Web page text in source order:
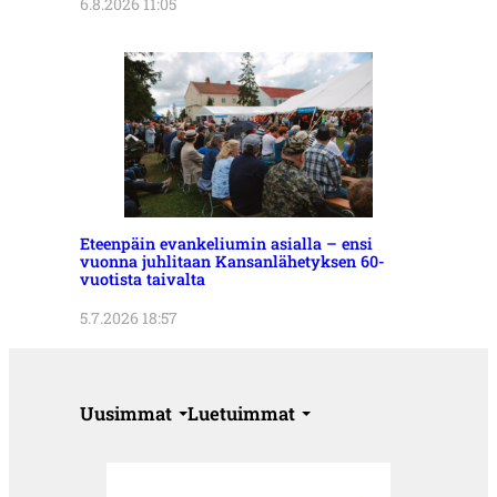
Eteenpäin evankeliumin asialla – ensi
vuonna juhlitaan Kansanlähetyksen 60-
vuotista taivalta
5.7.2026 18:57
Uusimmat Luetuimmat